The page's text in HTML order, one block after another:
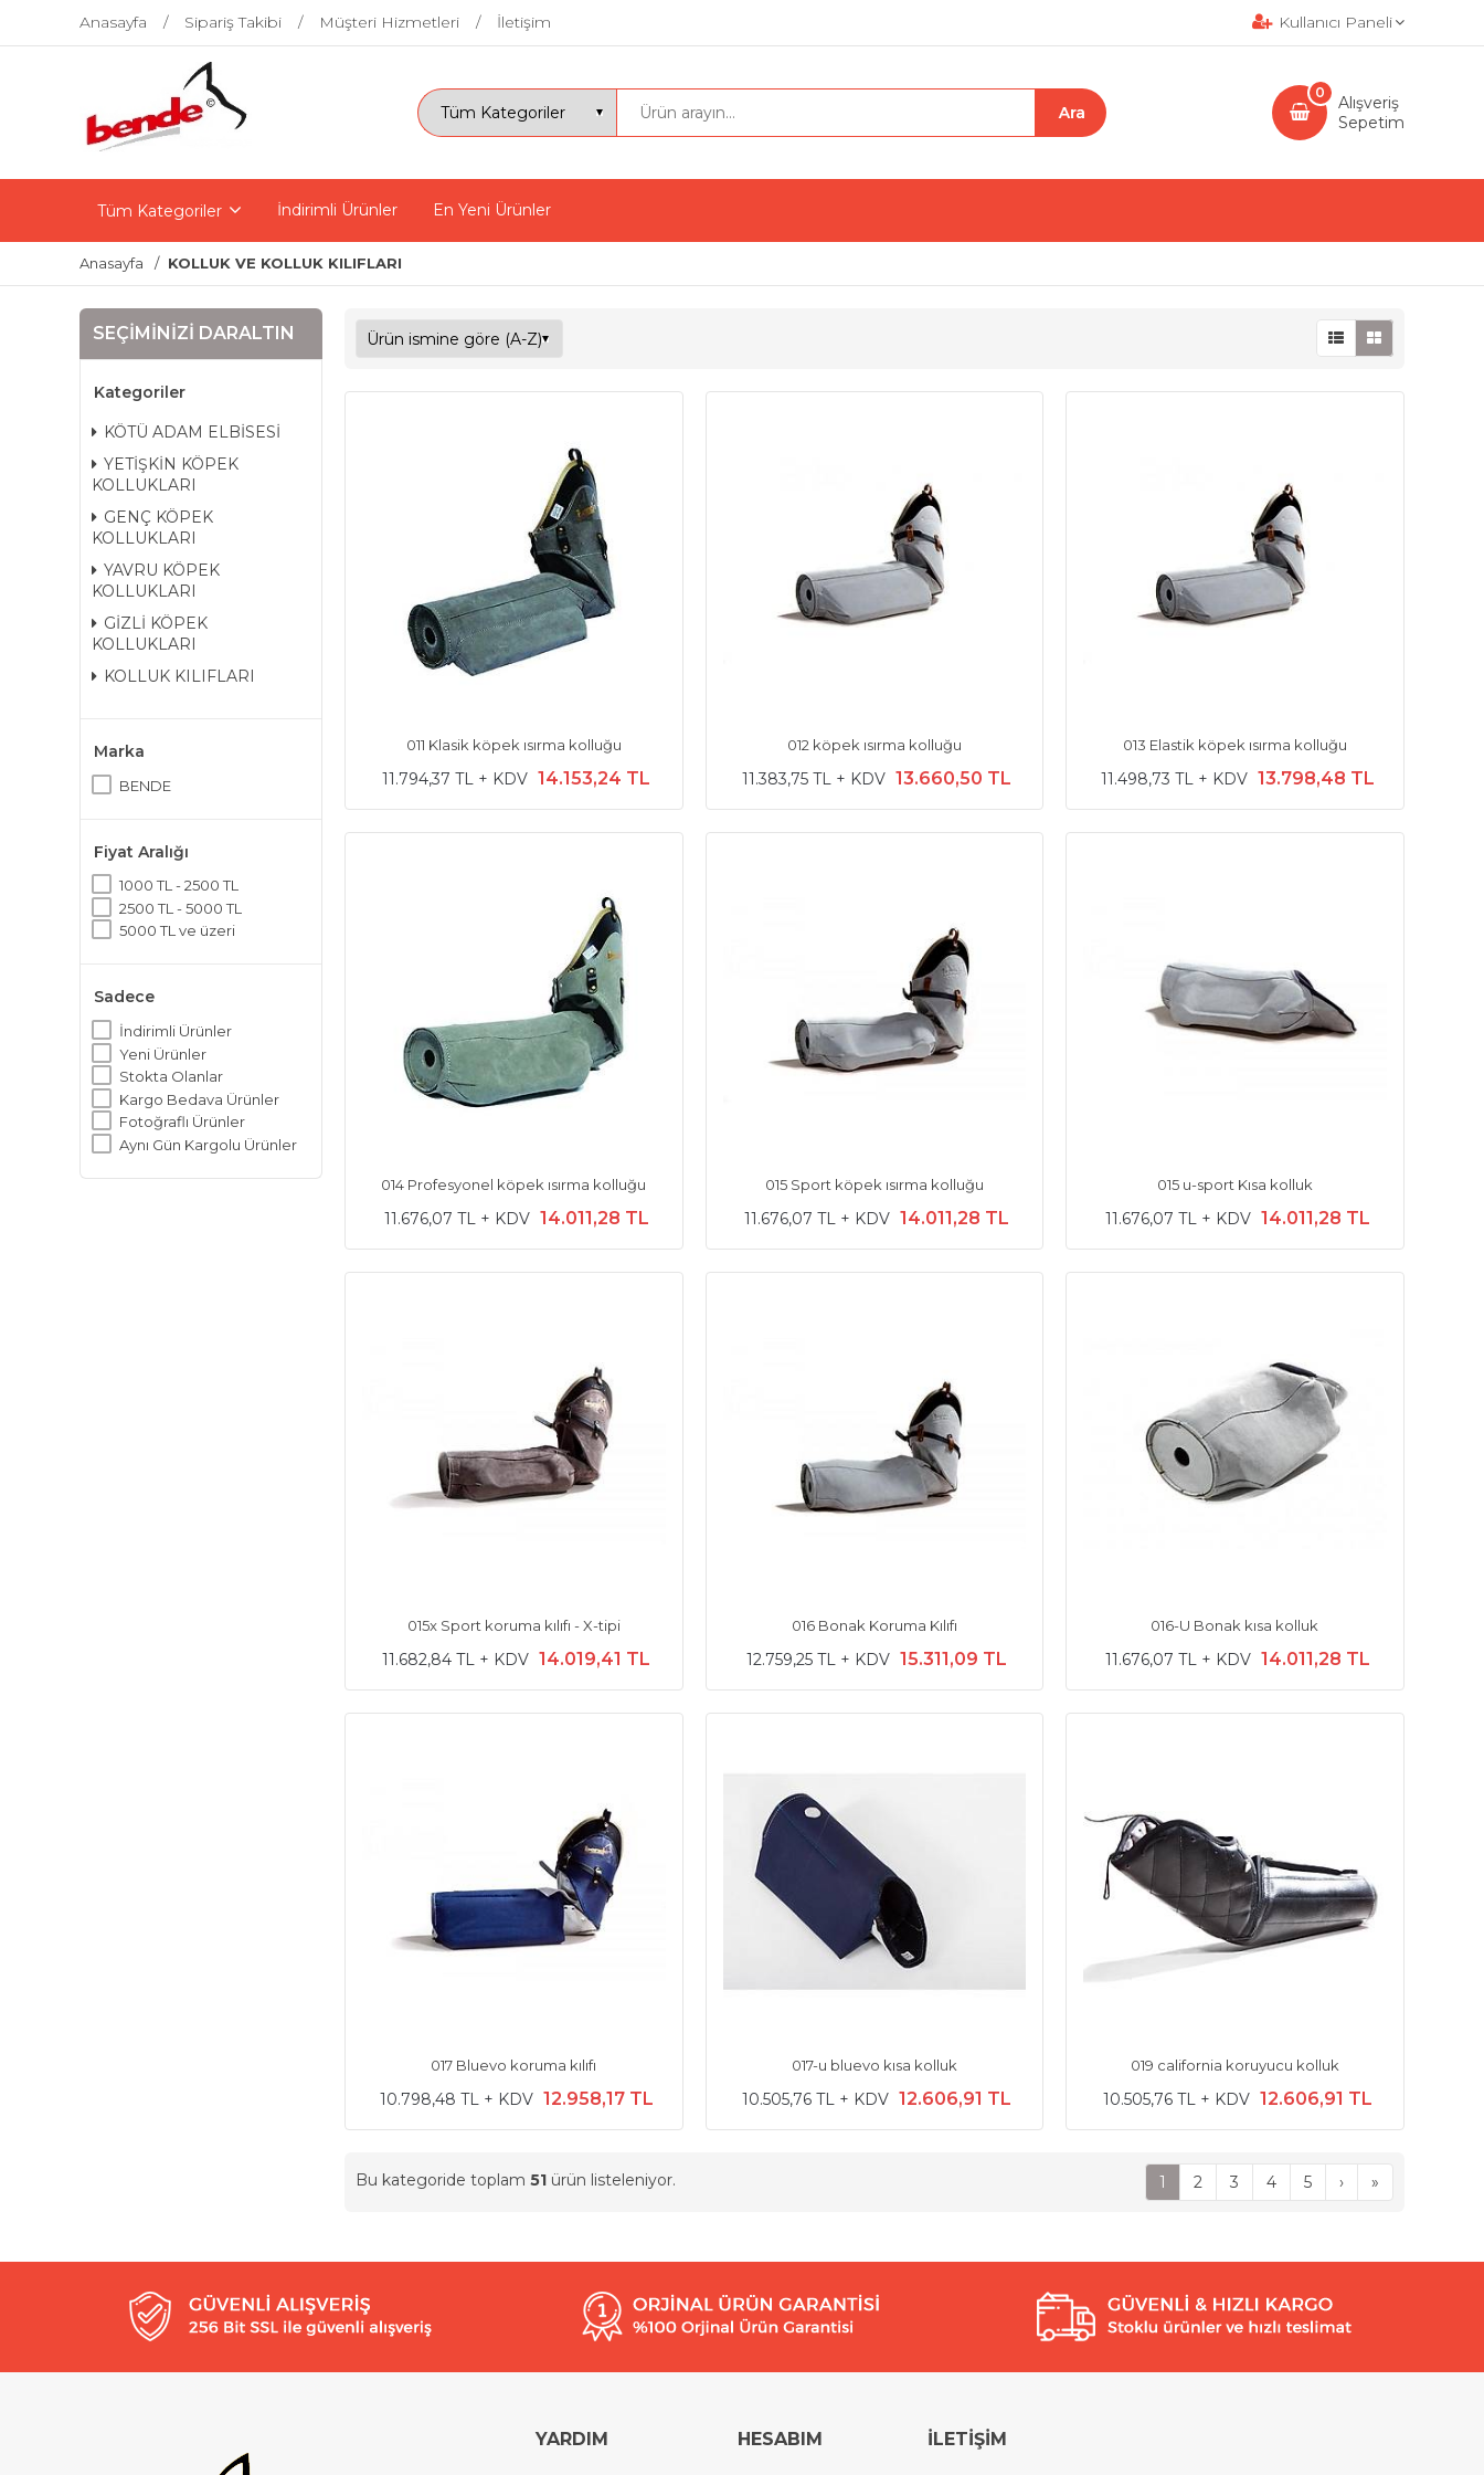
Anasayfa Sipariş Takibi Müşteri Hizmetleri İletişim Kullanıcı Paneli
Alışveriş
Sepetim
0
Tüm Kategoriler İndirimli Ürünler En Yeni Ürünler
Anasayfa KOLLUK VE KOLLUK KILIFLARI
SEÇIMINIZI DARALTIN
Kategoriler
KÖTÜ ADAM ELBİSESİ
YETİŞKİN KÖPEK
KOLLUKLARI
GENÇ KÖPEK
KOLLUKLARI
YAVRU KÖPEK
KOLLUKLARI
GİZLİ KÖPEK
KOLLUKLARI
KOLLUK KILIFLARI
Marka
BENDE
Fiyat Aralığı
1000 TL - 2500 TL
2500 TL - 5000 TL
5000 TL ve üzeri
Sadece
İndirimli Ürünler
Yeni Ürünler
Stokta Olanlar
Kargo Bedava Ürünler
Fotoğraflı Ürünler
Aynı Gün Kargolu Ürünler
011 Klasik köpek ısırma kolluğu
11.794,37 TL + KDV 14.153,24 TL
012 köpek ısırma kolluğu
11.383,75 TL + KDV 13.660,50 TL
013 Elastik köpek ısırma kolluğu
11.498,73 TL + KDV 13.798,48 TL
014 Profesyonel köpek ısırma kolluğu
11.676,07 TL + KDV 14.011,28 TL
015 Sport köpek ısırma kolluğu
11.676,07 TL + KDV 14.011,28 TL
015 u-sport Kısa kolluk
11.676,07 TL + KDV 14.011,28 TL
015x Sport koruma kılıfı - X-tipi
11.682,84 TL + KDV 14.019,41 TL
016 Bonak Koruma Kılıfı
12.759,25 TL + KDV 15.311,09 TL
016-U Bonak kısa kolluk
11.676,07 TL + KDV 14.011,28 TL
017 Bluevo koruma kılıfı
10.798,48 TL + KDV 12.958,17 TL
017-u bluevo kısa kolluk
10.505,76 TL + KDV 12.606,91 TL
019 california koruyucu kolluk
10.505,76 TL + KDV 12.606,91 TL
Bu kategoride toplam 51 ürün listeleniyor. 1 2 3 4 5 › »
YARDIM HESABIM İLETİŞİM